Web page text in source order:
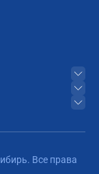
Все права